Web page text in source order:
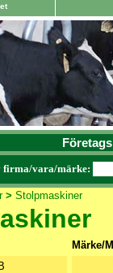
firma/vara/märke:
> Stolpmaskiner
Märke/